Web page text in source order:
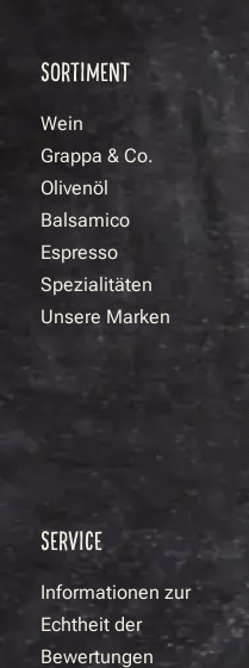
SORTIMENT
Wein
Grappa & Co.
Olivenöl
Balsamico
Espresso
Spezialitäten
Unsere Marken
SERVICE
Informationen zur
Echtheit der
Bewertungen